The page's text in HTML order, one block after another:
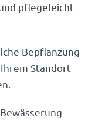
pflegeleicht
Bepflanzung
Standort